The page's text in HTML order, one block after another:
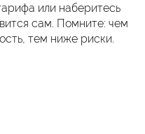
или наберитесь
сам. Помните: чем
тем ниже риски.